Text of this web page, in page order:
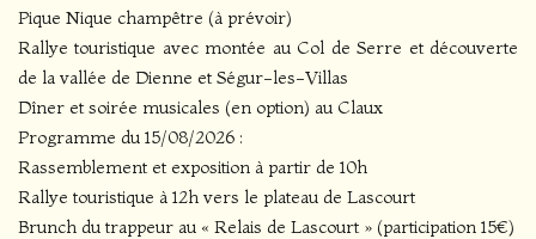
Pique Nique champêtre (à prévoir)
Rallye touristique avec montée au Col de Serre et découverte
de la vallée de Dienne et Ségur-les-Villas
Dîner et soirée musicales (en option) au Claux
Programme du 15/08/2026 :
Rassemblement et exposition à partir de 10h
Rallye touristique à 12h vers le plateau de Lascourt
Brunch du trappeur au « Relais de Lascourt » (participation 15€)